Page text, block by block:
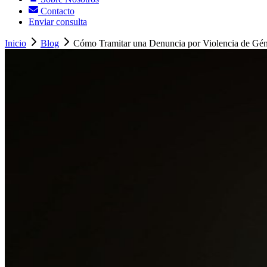
Contacto
Enviar consulta
Inicio Blog Cómo Tramitar una Denuncia por Violencia de